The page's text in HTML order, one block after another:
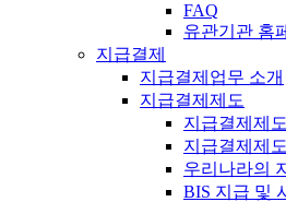
FAQ
유관기관 홈
지급결제
지급결제업무 소개
지급결제제도
지급결제제
지급결제제
우리나라의
BIS 지급 및